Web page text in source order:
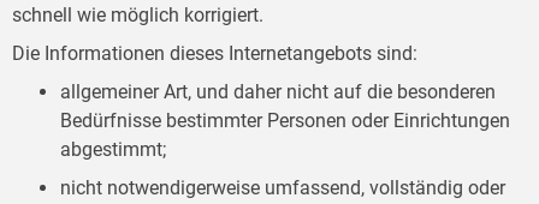
schnell wie möglich korrigiert.
Die Informationen dieses Internetangebots sind:
allgemeiner Art, und daher nicht auf die besonderen
Bedürfnisse bestimmter Personen oder Einrichtungen
abgestimmt;
nicht notwendigerweise umfassend, vollständig oder